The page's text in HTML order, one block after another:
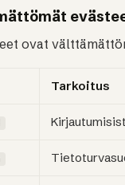
ovat
Tarkoitus